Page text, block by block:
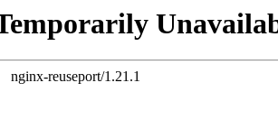
nginx-reuseport/1.21.1